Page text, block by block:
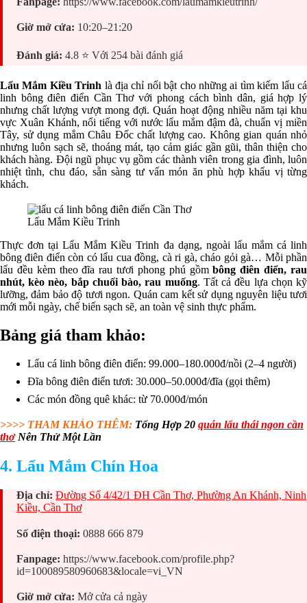
Giờ mở cửa: 10:20–21:20
Đánh giá: 4.8 ⭐ Với 254 bài đánh giá
Lẩu Mắm Kiều Trinh là địa chỉ nổi bật cho những ai tìm kiếm lẩu cá
linh bông điên điển Cần Thơ với phong cách bình dân, giá hợp lý
nhưng chất lượng vượt mong đợi. Quán hoạt động nhiều năm tại khu
vực Xuân Khánh, nổi tiếng với nước lẩu mắm đậm đà, chuẩn vị miền
Tây, sử dụng mắm Châu Đốc chất lượng cao. Không gian quán nhỏ
nhưng luôn sạch sẽ, thoáng mát, tạo cảm giác gần gũi, thân thiện cho
khách hàng. Đội ngũ phục vụ gồm các thành viên trong gia đình, luôn
nhiệt tình, chu đáo, sẵn sàng tư vấn món ăn phù hợp khẩu vị từng
khách.
Lẩu Mắm Kiều Trinh
Thực đơn tại Lẩu Mắm Kiều Trinh đa dạng, ngoài lẩu mắm cá linh
bông điên điển còn có lẩu cua đồng, cà ri gà, cháo gỏi gà… Mỗi phần
lẩu đều kèm theo đĩa rau tươi phong phú gồmbông điên điển, rau
nhút, kèo nèo, bắp chuối bào, rau muống. Tất cả đều lựa chọn kỹ
lưỡng, đảm bảo độ tươi ngon. Quán cam kết sử dụng nguyên liệu tươi
mới mỗi ngày, chế biến sạch sẽ, an toàn vệ sinh thực phẩm.
Bảng giá tham khảo:
Lẩu cá linh bông điên điển: 99.000–180.000đ/nồi (2–4 người)
Đĩa bông điên điển tươi: 30.000–50.000đ/đĩa (gọi thêm)
Các món đồng quê khác: từ 70.000đ/món
>>>> THAM KHẢO THÊM: Tổng Hợp 20 quán lẩu thái ngon cần
thơ Nên Thử Một Lần
4. Lẩu Mắm Chín Hoa
Địa chỉ: Đường Số 4/42/1 ĐH Cần Thơ, Phường An Khánh, Ninh
Kiều, Cần Thơ
Số điện thoại: 0888 666 879
Fanpage: https://www.facebook.com/profile.php?
id=100089580960683&locale=vi_VN
Giờ mở cửa: Mở cửa cả ngày